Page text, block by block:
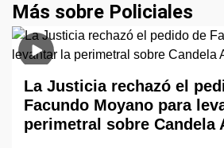
Más sobre Policiales
La Justicia rechazó el
Facundo Moyano para
perimetral sobre Candela